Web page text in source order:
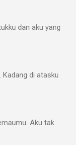
dan aku yang
di atasku
Aku tak